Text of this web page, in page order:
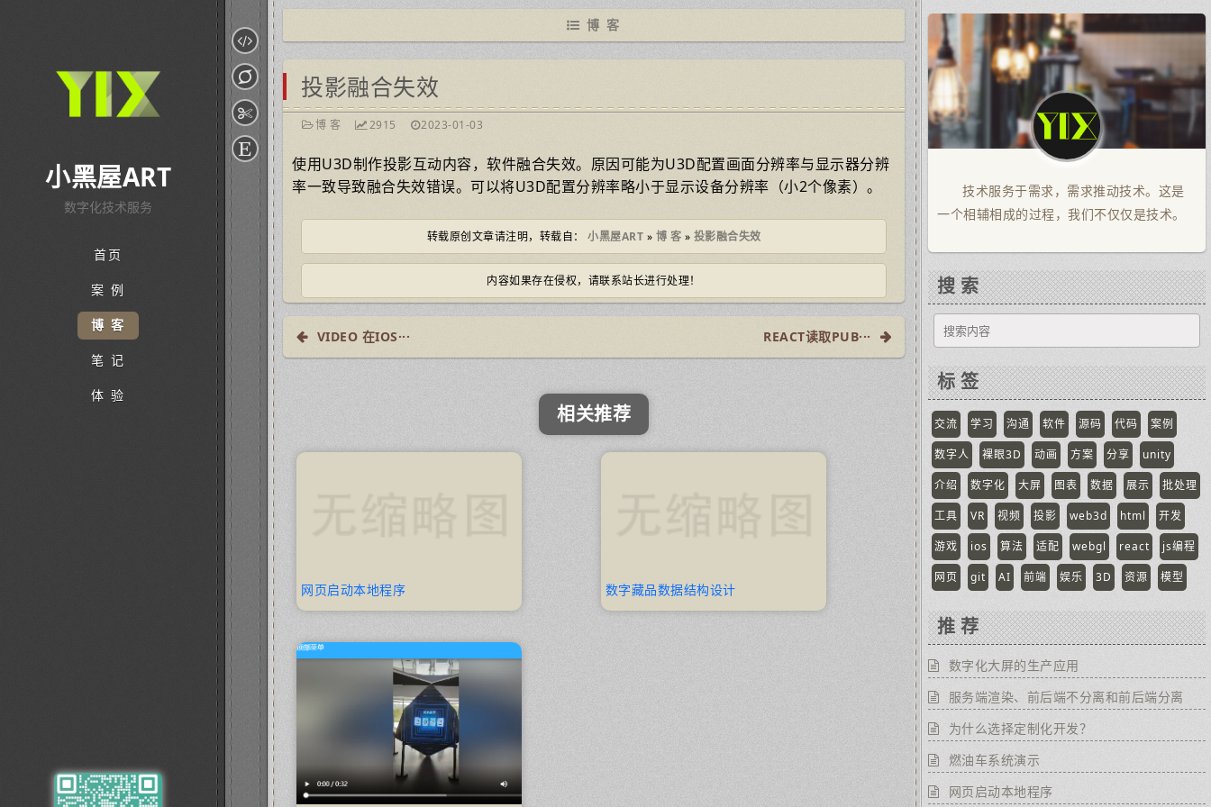
小黑屋ART
数字化技术服务
首页
案 例
博 客
笔 记
体 验
博 客
投影融合失效
博 客 2915 2023-01-03
使用U3D制作投影互动内容，软件融合失效。原因可能为U3D配置画面分辨率与显示器分辨
率一致导致融合失效错误。可以将U3D配置分辨率略小于显示设备分辨率（小2个像素）。
转载原创文章请注明，转载自： 小黑屋ART » 博 客 » 投影融合失效
内容如果存在侵权，请联系站长进行处理！
VIDEO 在IOS··· REACT读取PUB···
网页启动本地程序 数字藏品数据结构设计
技术服务于需求，需求推动技术。这是
一个相辅相成的过程，我们不仅仅是技术。
搜 索
标 签
交流 学习 沟通 软件 源码 代码
案例
数字人
裸眼3D 动画 方案 分享
unity
介绍
数字化 大屏 图表 数据 展示
批处理
工具
VR 视频 投影 web3d html
开发
游戏
ios 算法 适配 webgl react
js编程
网页
git AI 前端 娱乐 3D 资源 模型
推 荐
数字化大屏的生产应用
服务端渲染、前后端不分离和前后端分离
为什么选择定制化开发？
燃油车系统演示
网页启动本地程序